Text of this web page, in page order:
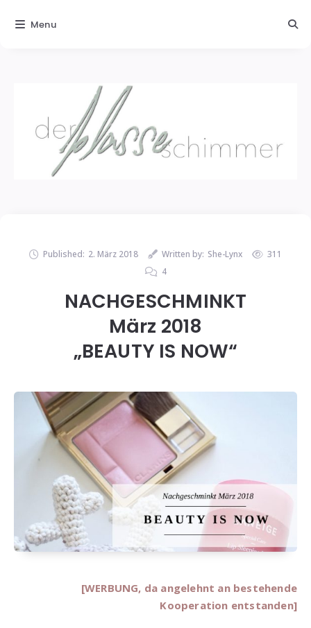
Published: 2. März 2018 Written by: She-Lynx
311
4
NACHGESCHMINKT
März 2018
„BEAUTY IS NOW“
[WERBUNG, da angelehnt an bestehende
Kooperation entstanden]
Menu